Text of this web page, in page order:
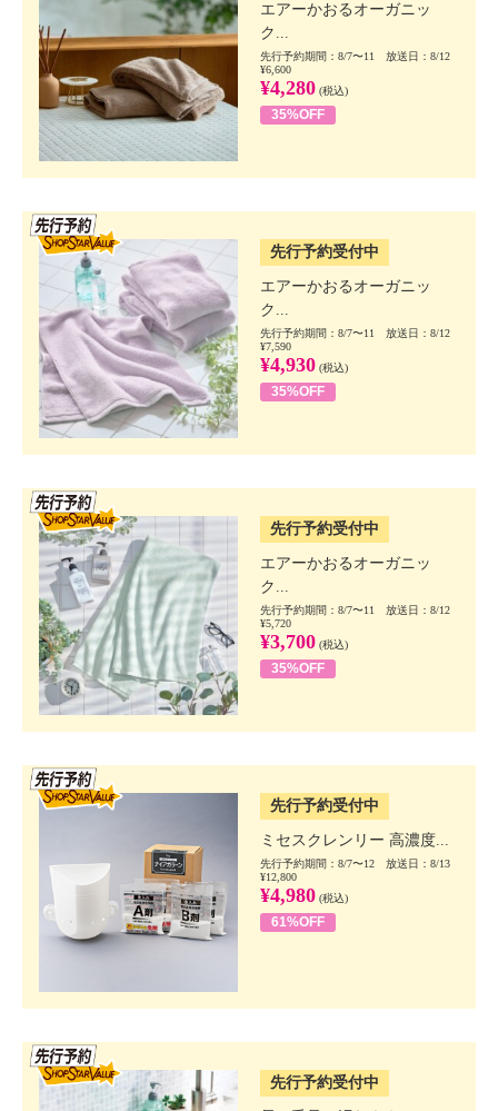
エアーかおるオーガニッ
ク...
先行予約期間：8/7〜11 放送日：8/12
¥6,600
¥4,280 (税込)
35%OFF
先行予約受付中
エアーかおるオーガニッ
ク...
先行予約期間：8/7〜11 放送日：8/12
¥7,590
¥4,930 (税込)
35%OFF
先行予約受付中
エアーかおるオーガニッ
ク...
先行予約期間：8/7〜11 放送日：8/12
¥5,720
¥3,700 (税込)
35%OFF
先行予約受付中
ミセスクレンリー 高濃度...
先行予約期間：8/7〜12 放送日：8/13
¥12,800
¥4,980 (税込)
61%OFF
先行予約受付中